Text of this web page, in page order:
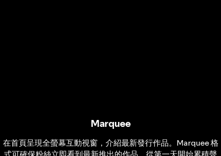
Marquee
在首頁呈現全螢幕互動視窗，介紹最新發行作品。Marquee 格